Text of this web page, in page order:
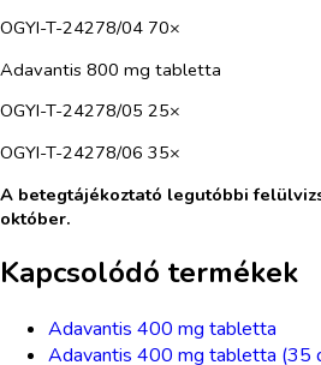
OGYI-T-24278/04 70×
Adavantis 800 mg tabletta
OGYI-T-24278/05 25×
OGYI-T-24278/06 35×
A betegtájékoztató legutóbbi
október.
Kapcsolódó termékek
Adavantis 400 mg tabletta
Adavantis 400 mg tabletta (35